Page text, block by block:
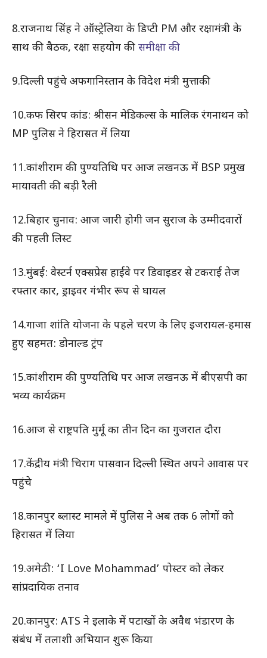
8.राजनाथ सिंह ने ऑस्ट्रेलिया के डिप्टी PM और रक्षामंत्री के
साथ की बैठक, रक्षा सहयोग की समीक्षा की
9.दिल्ली पहुंचे अफगानिस्तान के विदेश मंत्री मुत्ताकी
10.कफ सिरप कांड: श्रीसन मेडिकल्स के मालिक रंगनाथन को
MP पुलिस ने हिरासत में लिया
11.कांशीराम की पुण्यतिथि पर आज लखनऊ में BSP प्रमुख
मायावती की बड़ी रैली
12.बिहार चुनाव: आज जारी होगी जन सुराज के उम्मीदवारों
की पहली लिस्ट
13.मुंबई: वेस्टर्न एक्सप्रेस हाईवे पर डिवाइडर से टकराई तेज
रफ्तार कार, ड्राइवर गंभीर रूप से घायल
14.गाजा शांति योजना के पहले चरण के लिए इजरायल-हमास
हुए सहमत: डोनाल्ड ट्रंप
15.कांशीराम की पुण्यतिथि पर आज लखनऊ में बीएसपी का
भव्य कार्यक्रम
16.आज से राष्ट्रपति मुर्मू का तीन दिन का गुजरात दौरा
17.केंद्रीय मंत्री चिराग पासवान दिल्ली स्थित अपने आवास पर
पहुंचे
18.कानपुर ब्लास्ट मामले में पुलिस ने अब तक 6 लोगों को
हिरासत में लिया
19.अमेठी: ‘I Love Mohammad’ पोस्टर को लेकर
सांप्रदायिक तनाव
20.कानपुर: ATS ने इलाके में पटाखों के अवैध भंडारण के
संबंध में तलाशी अभियान शुरू किया